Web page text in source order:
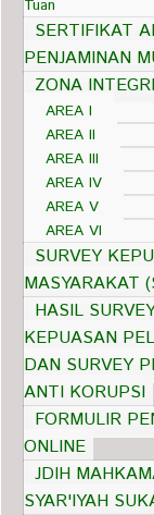
Tuan
SERTIFIKAT
PENJAMINAN
ZONA
AREA I
AREA II
AREA III
AREA IV
AREA V
AREA VI
SURVEY
MASYARAKAT
HASIL
KEPUASAN
DAN SURVEY
ANTI KORUPSI
FORMULIR
ONLINE
JDIH
SYAR'IYAH